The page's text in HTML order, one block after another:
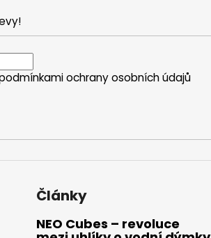
ochrany osobních údajů
Články
NEO Cubes – revoluce